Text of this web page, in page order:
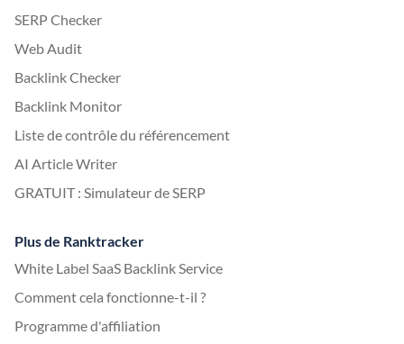
SERP Checker
Web Audit
Backlink Checker
Backlink Monitor
Liste de contrôle du référencement
AI Article Writer
GRATUIT : Simulateur de SERP
Plus de Ranktracker
White Label SaaS Backlink Service
Comment cela fonctionne-t-il ?
Programme d'affiliation